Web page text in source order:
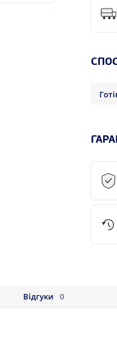
Відгуки 0